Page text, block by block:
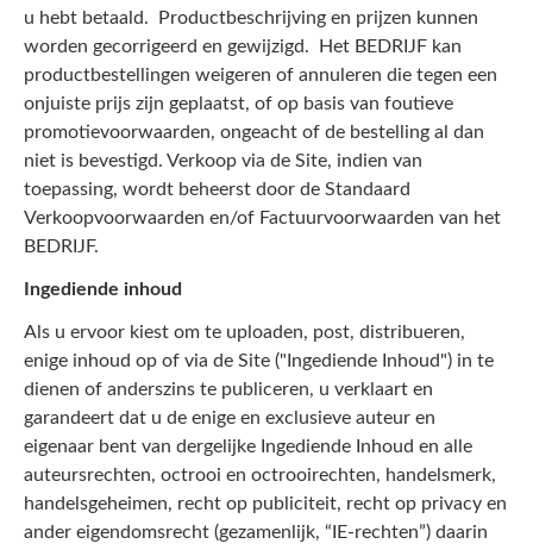
u hebt betaald. Productbeschrijving en prijzen kunnen
worden gecorrigeerd en gewijzigd. Het BEDRIJF kan
productbestellingen weigeren of annuleren die tegen een
onjuiste prijs zijn geplaatst, of op basis van foutieve
promotievoorwaarden, ongeacht of de bestelling al dan
niet is bevestigd. Verkoop via de Site, indien van
toepassing, wordt beheerst door de Standaard
Verkoopvoorwaarden en/of Factuurvoorwaarden van het
BEDRIJF.
Ingediende inhoud
Als u ervoor kiest om te uploaden, post, distribueren,
enige inhoud op of via de Site ("Ingediende Inhoud") in te
dienen of anderszins te publiceren, u verklaart en
garandeert dat u de enige en exclusieve auteur en
eigenaar bent van dergelijke Ingediende Inhoud en alle
auteursrechten, octrooi en octrooirechten, handelsmerk,
handelsgeheimen, recht op publiciteit, recht op privacy en
ander eigendomsrecht (gezamenlijk, “IE-rechten”) daarin